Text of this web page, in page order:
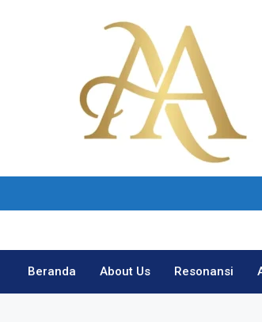
Beranda About Us Resonansi